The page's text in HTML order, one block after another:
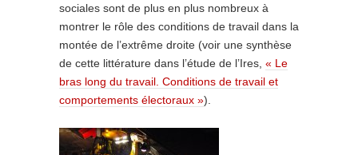
sociales sont de plus en plus nombreux à
montrer le rôle des conditions de travail dans la
montée de l’extrême droite (voir une synthèse
de cette littérature dans l’étude de l’Ires, « Le
bras long du travail. Conditions de travail et
comportements électoraux »).